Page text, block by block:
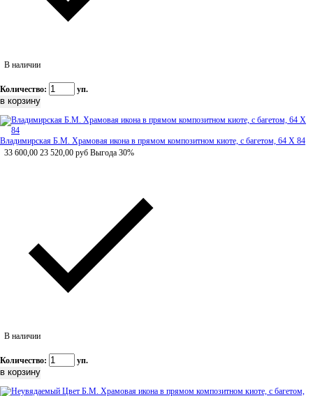
В наличии
Количество: уп.
Владимирская Б.М. Храмовая икона в прямом композитном киоте, с багетом, 64 Х 84
33 600,00 23 520,00 руб Выгода 30%
В наличии
Количество: уп.